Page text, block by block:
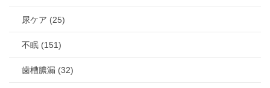
尿ケア (25)
不眠 (151)
歯槽膿漏 (32)